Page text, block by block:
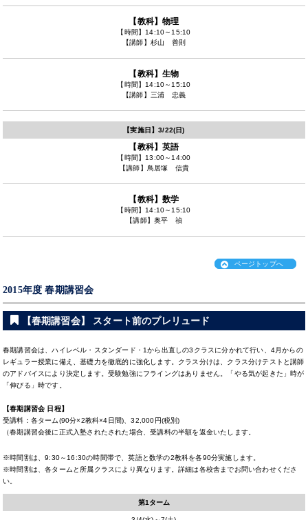
【教科】物理
【時間】 14:10～15:10
【講師】 杉山 善則
【教科】生物
【時間】 14:10～15:10
【講師】 三浦 忠義
【実施日】3/22(日)
【教科】英語
【時間】 13:00～14:00
【講師】
鳥居塚 信貴
【教科】数学
【時間】 14:10～15:10
【講師】 奥平 禎
ページトップへ
2015年度 春期講習会
【春期講習会】 スタート前のプレリュード
春期講習会は、ハイレベル・スタンダード・1から出直しの3クラスに分かれて行い、4月からの
レギュラー授業に備え、基礎力を徹底的に強化します。クラス分けは、クラス分けテストと講師
のアドバイスにより決定します。受験勉強にフライングはありません。「やる気が起きた」時が
「伸びる」時です。
【春期講習会 日程】
受講料：各ターム(90分×2教科×4日間)、32,000円(税別)
（春期講習会後に正式入塾されたされた場合、受講料の半額を返金いたします。
※時間割は、9:30～16:30の時間帯で、英語と数学の2教科を各90分実施します。
※時間割は、各タームと所属クラスにより異なります。詳細は各校舎までお問い合わせくださ
い。
第1ターム